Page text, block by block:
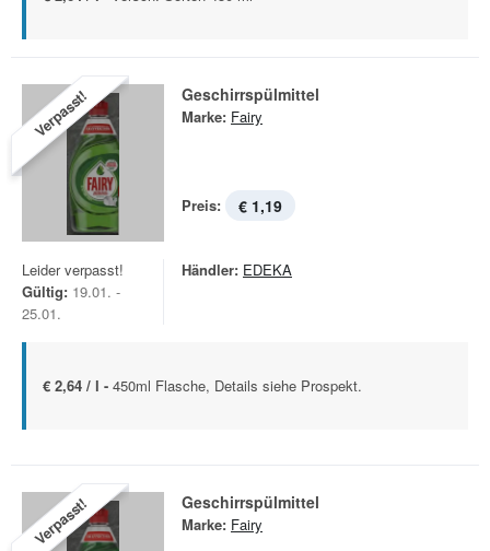
Verpasst! Geschirrspülmittel
Marke: Fairy
Preis: € 1,19
Leider verpasst!
Gültig: 19.01. -
25.01.
Händler: EDEKA
€ 2,64 / l - 450ml Flasche, Details siehe Prospekt.
Verpasst! Geschirrspülmittel
Marke: Fairy